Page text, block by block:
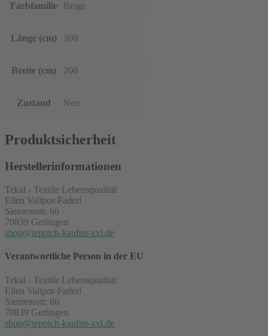
Farbfamilie Beige
Länge (cm) 300
Breite (cm) 200
Zustand Neu
Produktsicherheit
Herstellerinformationen
Tekal - Textile Lebensqualität
Ellen Valipor-Faderl
Siemensstr. 66
70839 Gerlingen
shop@teppich-kaufen-xxl.de
Verantwortliche Person in der EU
Tekal - Textile Lebensqualität
Ellen Valipor-Faderl
Siemensstr. 66
70839 Gerlingen
shop@teppich-kaufen-xxl.de